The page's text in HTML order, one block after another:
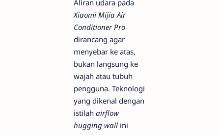
Aliran udara pada
Xiaomi Mijia Air
Conditioner Pro
dirancang agar
menyebar ke atas,
bukan langsung ke
wajah atau tubuh
pengguna. Teknologi
yang dikenal dengan
istilah airflow
hugging wall ini